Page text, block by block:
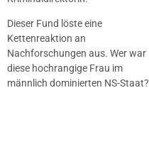
Dieser Fund löste eine
Kettenreaktion an
Nachforschungen aus. Wer war
diese hochrangige Frau im
männlich dominierten NS-Staat?